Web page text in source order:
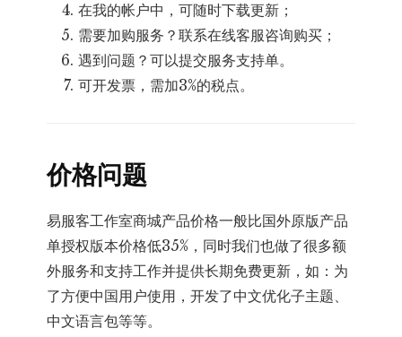
在我的帐户中，可随时下载更新；
需要加购服务？联系在线客服咨询购买；
遇到问题？可以提交服务支持单。
可开发票，需加3%的税点。
价格问题
易服客工作室商城产品价格一般比国外原版产品
单授权版本价格低35%，同时我们也做了很多额
外服务和支持工作并提供长期免费更新，如：为
了方便中国用户使用，开发了中文优化子主题、
中文语言包等等。